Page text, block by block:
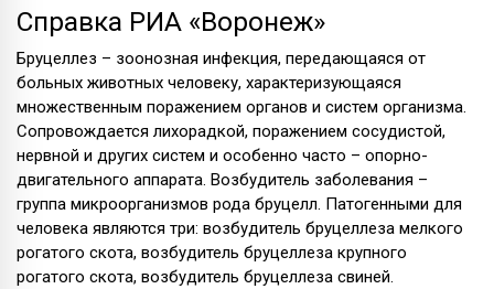
Справка РИА «Воронеж»
Бруцеллез – зоонозная инфекция, передающаяся от
больных животных человеку, характеризующаяся
множественным поражением органов и систем организма.
Сопровождается лихорадкой, поражением сосудистой,
нервной и других систем и особенно часто – опорно-
двигательного аппарата. Возбудитель заболевания –
группа микроорганизмов рода бруцелл. Патогенными для
человека являются три: возбудитель бруцеллеза мелкого
рогатого скота, возбудитель бруцеллеза крупного
рогатого скота, возбудитель бруцеллеза свиней.